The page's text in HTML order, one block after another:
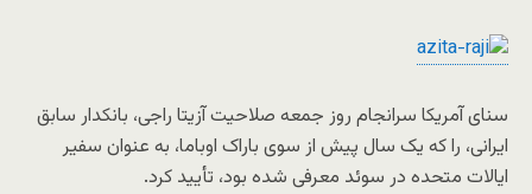
سنای آمریکا سرانجام روز جمعه صلاحیت آزیتا راجی، بانکدار سابق
ایرانی، را که یک سال پیش از سوی باراک اوباما، به عنوان سفیر
ایالات متحده در سوئد معرفی شده بود، تأیید کرد.